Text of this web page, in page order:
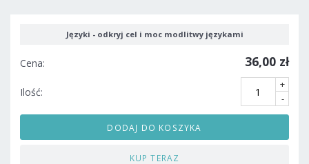
Języki - odkryj cel i moc modlitwy językami
Cena: 36,00 zł
Ilość:
+
-
DODAJ DO KOSZYKA
KUP TERAZ